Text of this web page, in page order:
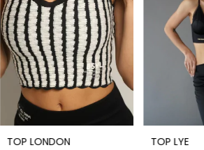
TOP LONDON TOP LYE